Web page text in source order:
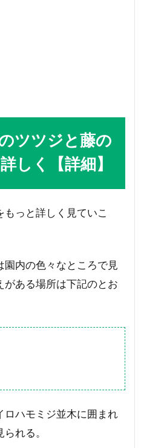
ツツジと藤の
しく【詳細】
っと詳しく見ていこ
園内の色々なところで見
がある場所は下記のとお
ロハモミジ並木に囲まれ
れる。